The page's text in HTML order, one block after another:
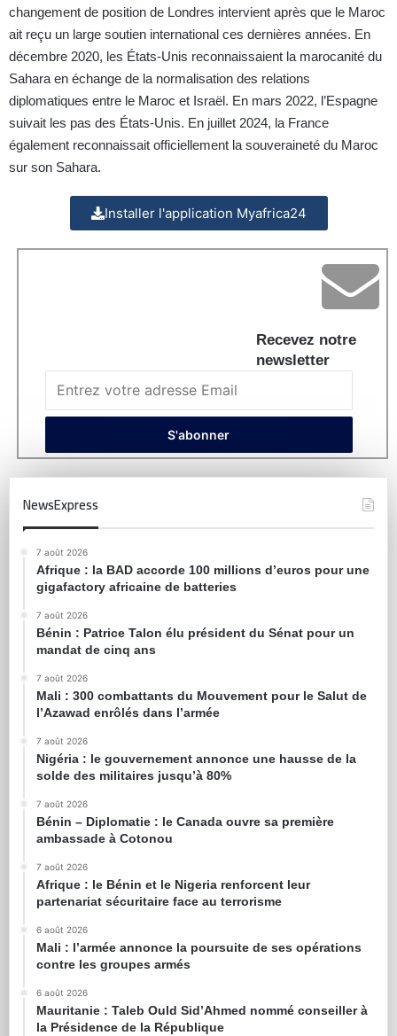
changement de position de Londres intervient après que le Maroc
ait reçu un large soutien international ces dernières années. En
décembre 2020, les États-Unis reconnaissaient la marocanité du
Sahara en échange de la normalisation des relations
diplomatiques entre le Maroc et Israël. En mars 2022, l’Espagne
suivait les pas des États-Unis. En juillet 2024, la France
également reconnaissait officiellement la souveraineté du Maroc
sur son Sahara.
Installer l'application Myafrica24
Recevez notre
newsletter
NewsExpress
7 août 2026
Afrique : la BAD accorde 100 millions d’euros pour une
gigafactory africaine de batteries
7 août 2026
Bénin : Patrice Talon élu président du Sénat pour un
mandat de cinq ans
7 août 2026
Mali : 300 combattants du Mouvement pour le Salut de
l’Azawad enrôlés dans l’armée
7 août 2026
Nigéria : le gouvernement annonce une hausse de la
solde des militaires jusqu’à 80%
7 août 2026
Bénin – Diplomatie : le Canada ouvre sa première
ambassade à Cotonou
7 août 2026
Afrique : le Bénin et le Nigeria renforcent leur
partenariat sécuritaire face au terrorisme
6 août 2026
Mali : l’armée annonce la poursuite de ses opérations
contre les groupes armés
6 août 2026
Mauritanie : Taleb Ould Sid’Ahmed nommé conseiller à
la Présidence de la République